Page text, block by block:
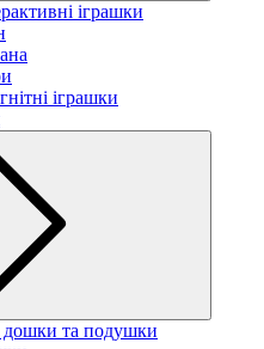
іграшки
іграшки
дошки та подушки